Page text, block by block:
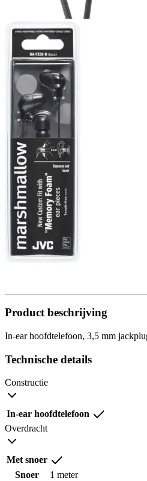
Product beschrijving
In-ear hoofdtelefoon, 3,5 mm
Technische details
Constructie
In-ear hoofdtelefoon
Overdracht
Met snoer
Snoer
1 meter